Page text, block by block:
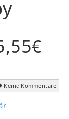
Keine Kommentare